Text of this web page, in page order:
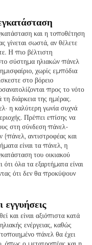
και η τοποθέτηση
γίνεται σωστά, αν θέλετε
Η πιο βέλτιστη
σύστημα ηλιακών πάνελ
χωρίς εμπόδια
στο βόρειο
προς το νότο
διάρκεια της ημέρας.
η καλύτερη γωνία συχνά
Πρέπει επίσης να
στη σύνδεση πάνελ-
αντιστροφέας και
είναι τα πάνελ, η
του οικιακού
ότι όλα τα εξαρτήματα είναι
ότι δεν θα προκύψουν
εγγυήσεις
και είναι αξιόπιστα κατά
ενέργειας, καθώς
πάνελ θα έχει